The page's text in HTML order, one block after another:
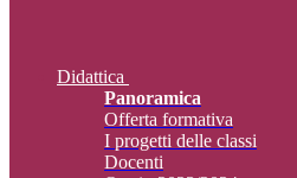
Didattica
Panoramica
Offerta formativa
I progetti delle classi
Docenti